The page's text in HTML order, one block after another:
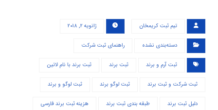
تیم ثبت کریمخان ژانویه ۲, ۲۰۱۸
دسته‌بندی نشده راهنمای ثبت شرکت
ثبت آرم و برند ثبت برند ثبت برند با نام لاتین
ثبت شرکت و ثبت برند ثبت لوگو برند ثبت لوگو و برند
دلیل ثبت برند طبقه بندی ثبت برند هزینه ثبت برند فارسی